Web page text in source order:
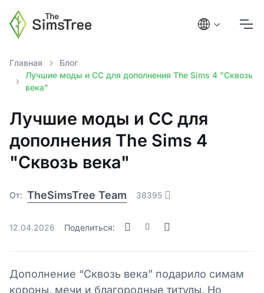
Главная
Блог
Лучшие моды и СС для дополнения The Sims 4 "Сквозь
века"
Лучшие моды и СС для
дополнения The Sims 4
"Сквозь века"
От: TheSimsTree Team 38395
12.04.2026 Поделиться:
Дополнение “Сквозь века” подарило симам
короны, мечи и благородные титулы. Но